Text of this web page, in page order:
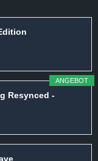
ANGEBOT
Resynced -